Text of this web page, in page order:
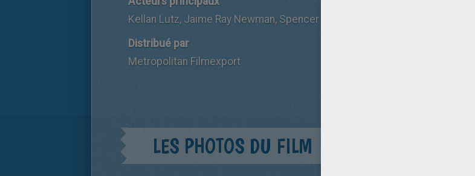
Kellan Lutz, Jaime Ray Newman, Spencer Locke, Robert Capron, Mark Deklin
Distribué par
Metropolitan Filmexport
LES PHOTOS DU FILM